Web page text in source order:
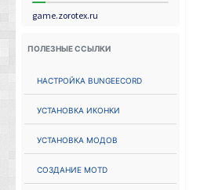
game.zorotex.ru
Полезные ссылки
Настройка Bungeecord
Установка иконки
Установка модов
Создание MOTD